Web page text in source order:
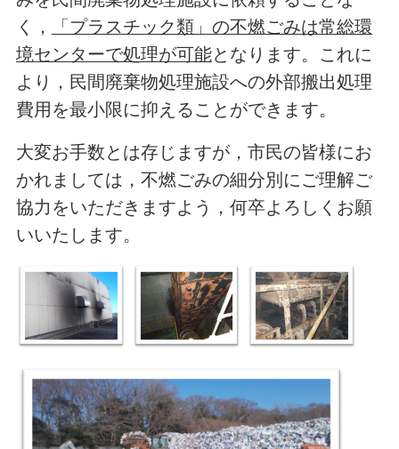
く，
「プラスチック類」の不燃ごみは常総環
境センターで処理が可能となります。これに
より，民間廃棄物処理施設への外部搬出処理
費用を最小限に抑えることができます。
大変お手数とは存じますが，市民の皆様にお
かれましては，不燃ごみの細分別にご理解ご
協力をいただきますよう，何卒よろしくお願
いいたします。